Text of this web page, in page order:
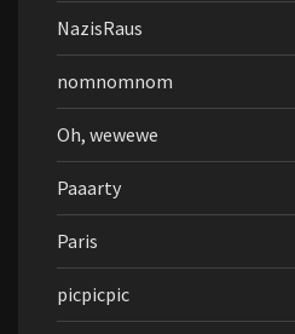
NazisRaus
nomnomnom
Oh, wewewe
Paaarty
Paris
picpicpic